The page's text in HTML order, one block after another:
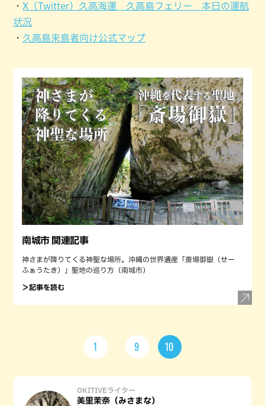
・ X（Twitter）久高海運 久高島フェリー 本日の運航
状況
・ 久高島来島者向け公式マップ
南城市 関連記事
神さまが降りてくる神聖な場所。沖縄の世界遺産「斎場御嶽（せー
ふぁうたき）」聖地の巡り方（南城市）
＞記事を読む
1 9 10
OKITIVEライター
美里茉奈（みさまな）